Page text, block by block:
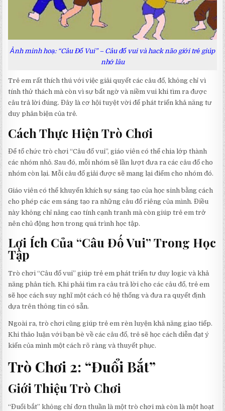
Ảnh minh hoạ: “Câu Đố Vui” – Câu đố vui và hack não giới trẻ giúp
nhớ lâu
Trẻ em rất thích thú với việc giải quyết các câu đố, không chỉ vì
tính thử thách mà còn vì sự bất ngờ và niềm vui khi tìm ra được
câu trả lời đúng. Đây là cơ hội tuyệt vời để phát triển khả năng tư
duy phản biện của trẻ.
Cách Thực Hiện Trò Chơi
Để tổ chức trò chơi “Câu đố vui”, giáo viên có thể chia lớp thành
các nhóm nhỏ. Sau đó, mỗi nhóm sẽ lần lượt đưa ra các câu đố cho
nhóm còn lại. Mỗi câu đố giải được sẽ mang lại điểm cho nhóm đó.
Giáo viên có thể khuyến khích sự sáng tạo của học sinh bằng cách
cho phép các em sáng tạo ra những câu đố riêng của mình. Điều
này không chỉ nâng cao tính cạnh tranh mà còn giúp trẻ em trở
nên chủ động hơn trong quá trình học tập.
Lợi Ích Của “Câu Đố Vui” Trong Học
Tập
Trò chơi “Câu đố vui” giúp trẻ em phát triển tư duy logic và khả
năng phân tích. Khi phải tìm ra câu trả lời cho các câu đố, trẻ em
sẽ học cách suy nghĩ một cách có hệ thống và đưa ra quyết định
dựa trên thông tin có sẵn.
Ngoài ra, trò chơi cũng giúp trẻ em rèn luyện khả năng giao tiếp.
Khi thảo luận với bạn bè về các câu đố, trẻ sẽ học cách diễn đạt ý
kiến của mình một cách rõ ràng và thuyết phục.
Trò Chơi 2: “Đuổi Bắt”
Giới Thiệu Trò Chơi
“Đuổi bắt” không chỉ đơn thuần là một trò chơi mà còn là một hoạt